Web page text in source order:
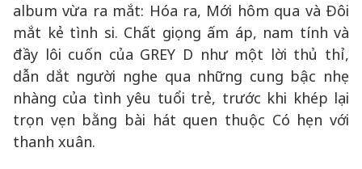
album vừa ra mắt: Hóa ra, Mới hôm qua và Đôi
mắt kẻ tình si. Chất giọng ấm áp, nam tính và
đầy lôi cuốn của GREY D như một lời thủ thỉ,
dẫn dắt người nghe qua những cung bậc nhẹ
nhàng của tình yêu tuổi trẻ, trước khi khép lại
trọn vẹn bằng bài hát quen thuộc Có hẹn với
thanh xuân.